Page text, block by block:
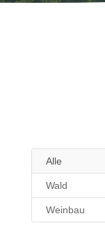
Alle
Wald
Weinbau